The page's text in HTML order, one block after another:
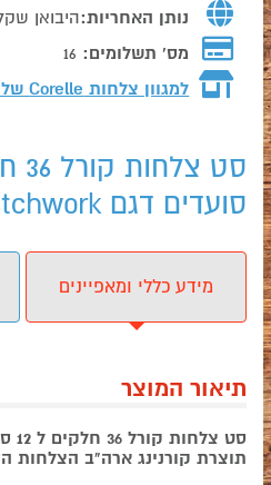
נותן האחריות:היבואן
מס' תשלומים: 16
למגוון צלחות Corelle של המותג
סועדים דגם Patchwork - מידע נוסף
מידע כללי ומאפיינים
תיאור המוצר
סט צלחות קורל 36 חלקים ל 12 סועדים דגם Patchwork
תוצרת קורנינג ארה"ב הצלחות